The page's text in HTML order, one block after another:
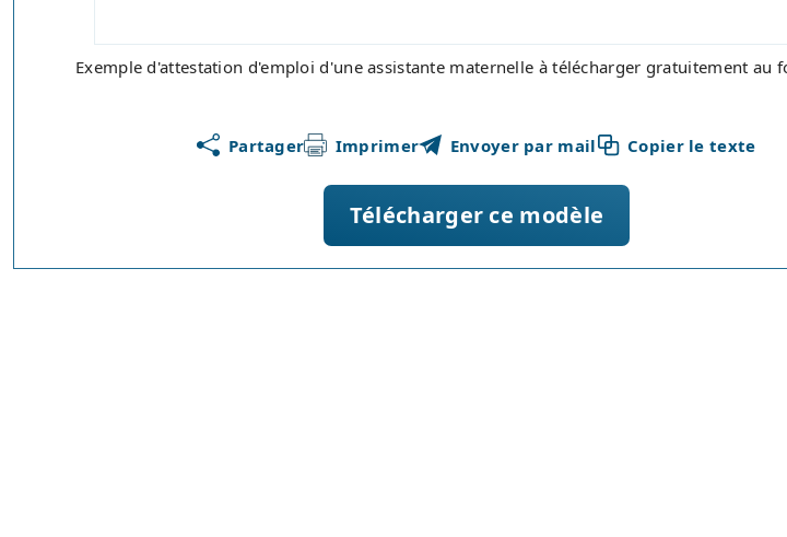
Exemple d'attestation d'emploi d'une assistante maternelle à télécharger gratuitement au
Partager Imprimer Envoyer par mail Copier le texte
Télécharger ce modèle